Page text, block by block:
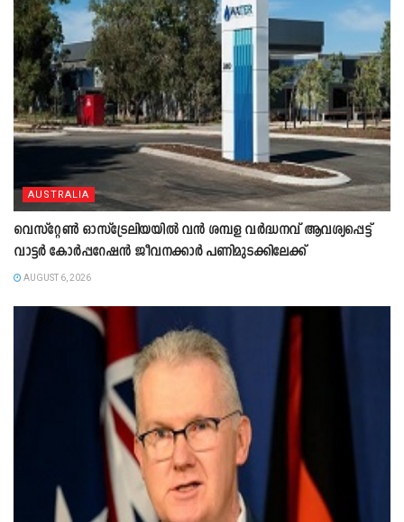
AUSTRALIA
വെസ്റ്റേൺ ഓസ്‌ട്രേലിയയിൽ വൻ ശമ്പള വർദ്ധനവ് ആവശ്യപ്പെട്ട്
വാട്ടർ കോർപ്പറേഷൻ ജീവനക്കാർ പണിമുടക്കിലേക്ക്
AUGUST 6, 2026